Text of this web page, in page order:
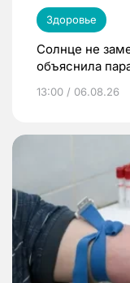
Здоровье
Солнце не
объяснила
13:00 / 06.08.26